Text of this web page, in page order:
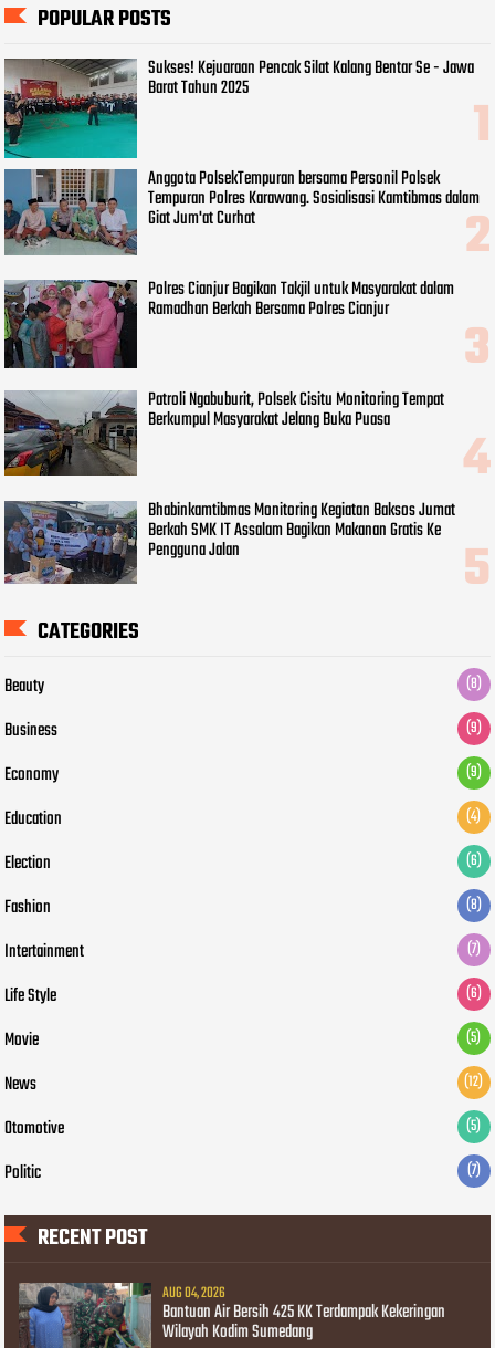
POPULAR POSTS
Sukses! Kejuaraan Pencak Silat Kalang Bentar Se - Jawa
Barat Tahun 2025
Anggota PolsekTempuran bersama Personil Polsek
Tempuran Polres Karawang. Sosialisasi Kamtibmas dalam
Giat Jum'at Curhat
Polres Cianjur Bagikan Takjil untuk Masyarakat dalam
Ramadhan Berkah Bersama Polres Cianjur
Patroli Ngabuburit, Polsek Cisitu Monitoring Tempat
Berkumpul Masyarakat Jelang Buka Puasa
Bhabinkamtibmas Monitoring Kegiatan Baksos Jumat
Berkah SMK IT Assalam Bagikan Makanan Gratis Ke
Pengguna Jalan
CATEGORIES
Beauty (8)
Business (9)
Economy (9)
Education (4)
Election (6)
Fashion (8)
Intertainment (7)
Life Style (6)
Movie (5)
News (12)
Otomotive (5)
Politic (7)
RECENT POST
AUG 04, 2026
Bantuan Air Bersih 425 KK Terdampak Kekeringan
Wilayah Kodim Sumedang